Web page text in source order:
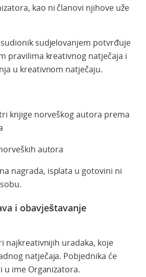
kao ni članovi njihove uže
sudionik sudjelovanjem potvrđuje
pravilima kreativnog natječaja i
u kreativnom natječaju.
knjige norveškog autora prema
autora
nagrada, isplata u gotovini ni
i obavještavanje
najkreativnijih uradaka, koje
natječaja. Pobjednika će
ime Organizatora.